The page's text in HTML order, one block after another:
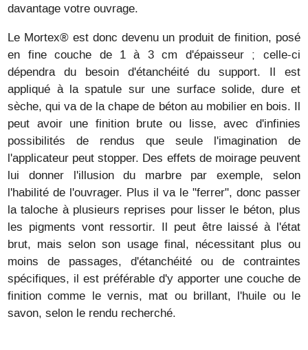
davantage votre ouvrage.
Le Mortex® est donc devenu un produit de finition, posé
en fine couche de 1 à 3 cm d'épaisseur ; celle-ci
dépendra du besoin d'étanchéité du support. Il est
appliqué à la spatule sur une surface solide, dure et
sèche, qui va de la chape de béton au mobilier en bois. Il
peut avoir une finition brute ou lisse, avec d'infinies
possibilités de rendus que seule l'imagination de
l'applicateur peut stopper. Des effets de moirage peuvent
lui donner l'illusion du marbre par exemple, selon
l'habilité de l'ouvrager. Plus il va le "ferrer", donc passer
la taloche à plusieurs reprises pour lisser le béton, plus
les pigments vont ressortir. Il peut être laissé à l'état
brut, mais selon son usage final, nécessitant plus ou
moins de passages, d'étanchéité ou de contraintes
spécifiques, il est préférable d'y apporter une couche de
finition comme le vernis, mat ou brillant, l'huile ou le
savon, selon le rendu recherché.